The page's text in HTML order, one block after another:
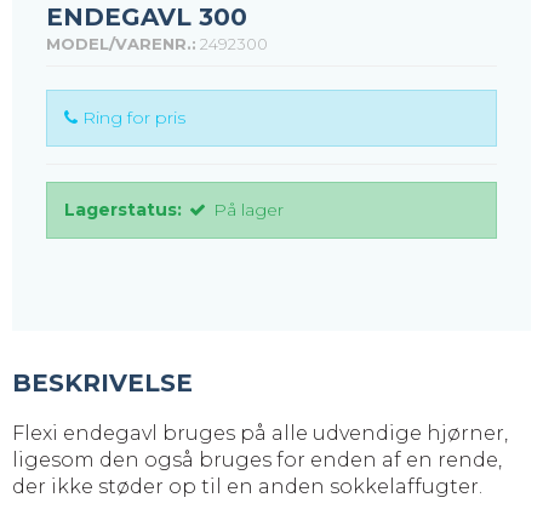
ENDEGAVL 300
MODEL/VARENR.: 2492300
Ring for pris
Lagerstatus: På lager
BESKRIVELSE
Flexi endegavl bruges på alle udvendige hjørner,
ligesom den også bruges for enden af en rende,
der ikke støder op til en anden sokkelaffugter.